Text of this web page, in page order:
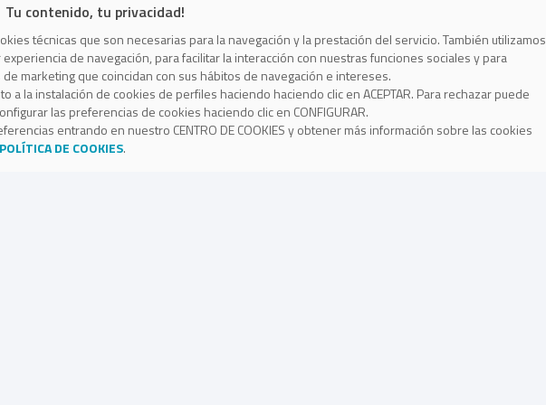
Services
Tu contenido, tu privacidad!
técnicas que son necesarias para la navegación y la prestación del servicio. También utilizamos
de navegación, para facilitar la interacción con nuestras funciones sociales y para
marketing que coincidan con sus hábitos de navegación e intereses.
a la instalación de cookies de perfiles haciendo haciendo clic en ACEPTAR. Para rechazar puede
las preferencias de cookies haciendo clic en CONFIGURAR.
entrando en nuestro CENTRO DE COOKIES y obtener más información sobre las cookies
POLÍTICA DE COOKIES.